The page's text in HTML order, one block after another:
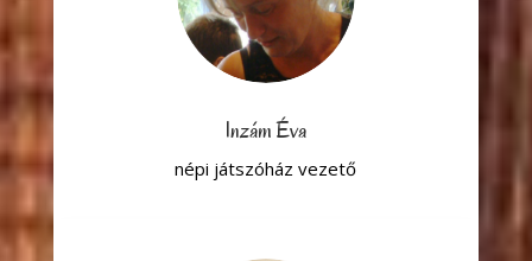
Inzám Éva
népi játszóház vezető